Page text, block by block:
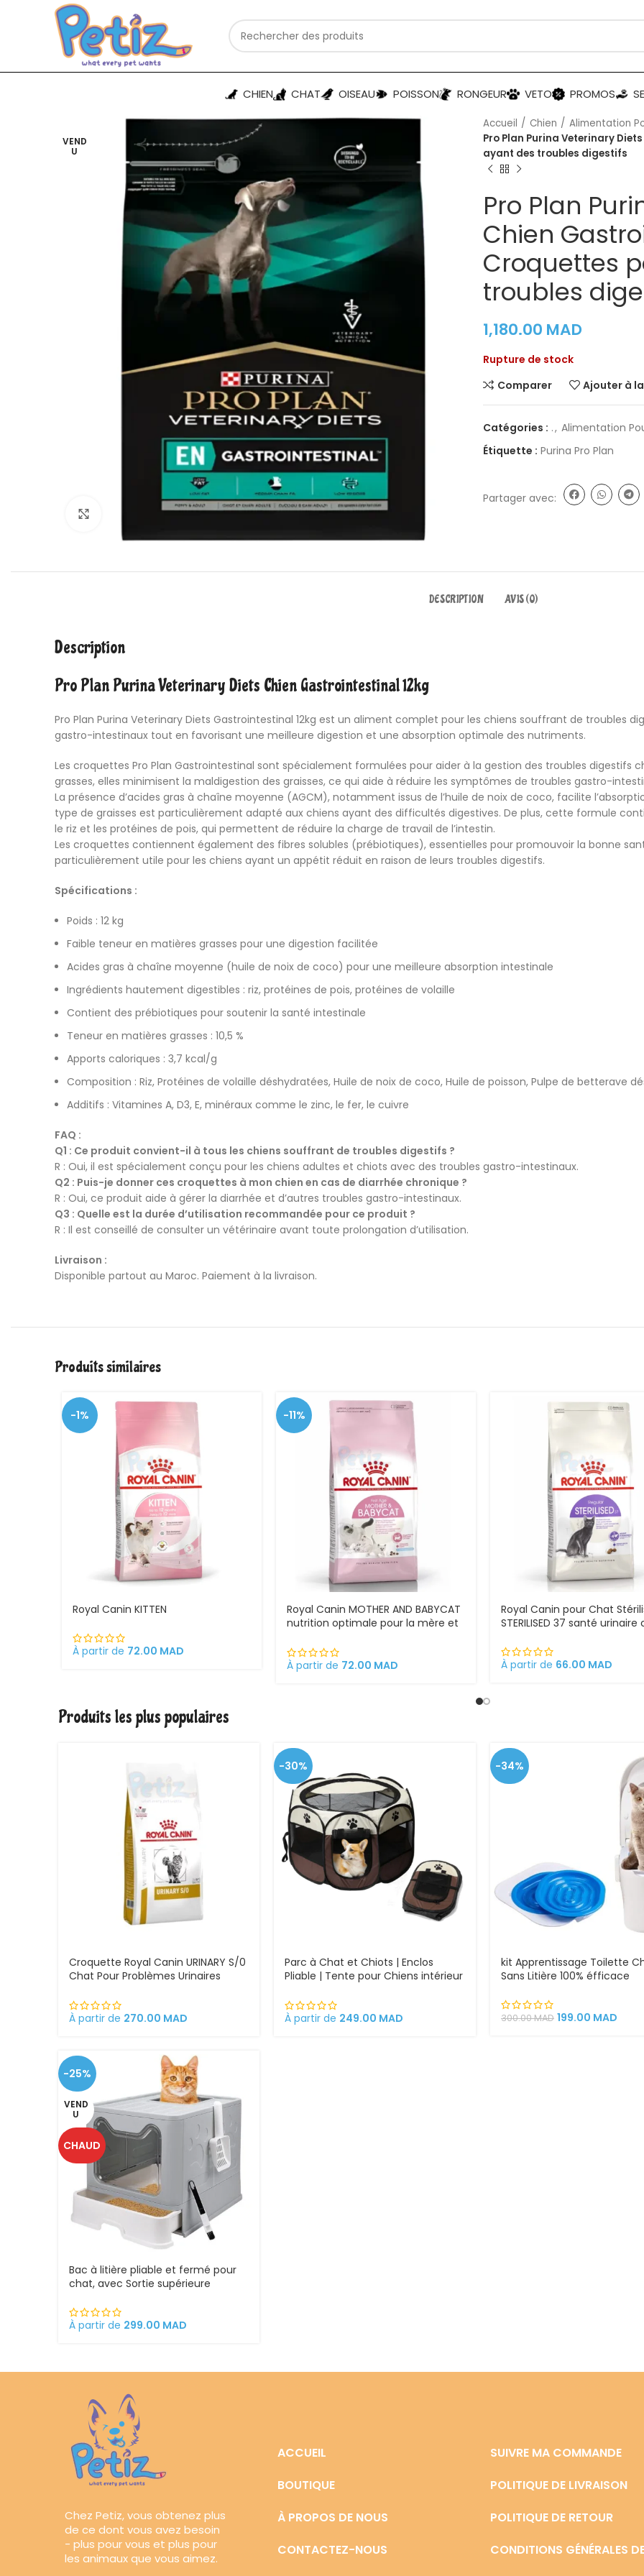
CHIEN CHAT OISEAU POISSON RONGEUR VETO PROMOS
VEND
U
Cliquez pour agrandir
Accueil Chien Alimentation
Pro Plan Purina Veterinary
ayant des troubles digestifs
Pro Plan
Chien
Croquettes
troubles
1,180.00 MAD
Rupture de stock
Comparer
Ajouter à
Catégories : ., Alimentation
Étiquette : Purina Pro Plan
Partager avec:
DESCRIPTION AVIS (0)
Description
Pro Plan Purina Veterinary Diets Chien Gastrointestinal 12kg
Pro Plan Purina Veterinary Diets Gastrointestinal 12kg est un aliment complet pour les chiens souffrant de troubles
gastro-intestinaux tout en favorisant une meilleure digestion et une absorption optimale des nutriments.
Les croquettes Pro Plan Gastrointestinal sont spécialement formulées pour aider à la gestion des troubles digestifs
grasses, elles minimisent la maldigestion des graisses, ce qui aide à réduire les symptômes de troubles gastro-
La présence d’acides gras à chaîne moyenne (AGCM), notamment issus de l’huile de noix de coco, facilite
type de graisses est particulièrement adapté aux chiens ayant des difficultés digestives. De plus, cette formule
le riz et les protéines de pois, qui permettent de réduire la charge de travail de l’intestin.
Les croquettes contiennent également des fibres solubles (prébiotiques), essentielles pour promouvoir la bonne
particulièrement utile pour les chiens ayant un appétit réduit en raison de leurs troubles digestifs.
Spécifications :
Poids : 12 kg
Faible teneur en matières grasses pour une digestion facilitée
Acides gras à chaîne moyenne (huile de noix de coco) pour une meilleure absorption intestinale
Ingrédients hautement digestibles : riz, protéines de pois, protéines de volaille
Contient des prébiotiques pour soutenir la santé intestinale
Teneur en matières grasses : 10,5 %
Apports caloriques : 3,7 kcal/g
Composition : Riz, Protéines de volaille déshydratées, Huile de noix de coco, Huile de poisson, Pulpe de betterave
Additifs : Vitamines A, D3, E, minéraux comme le zinc, le fer, le cuivre
FAQ :
Q1 : Ce produit convient-il à tous les chiens souffrant de troubles digestifs ?
R : Oui, il est spécialement conçu pour les chiens adultes et chiots avec des troubles gastro-intestinaux.
Q2 : Puis-je donner ces croquettes à mon chien en cas de diarrhée chronique ?
R : Oui, ce produit aide à gérer la diarrhée et d’autres troubles gastro-intestinaux.
Q3 : Quelle est la durée d’utilisation recommandée pour ce produit ?
R : Il est conseillé de consulter un vétérinaire avant toute prolongation d’utilisation.
Livraison :
Disponible partout au Maroc. Paiement à la livraison.
Produits similaires
-1%
Royal Canin KITTEN
À partir de 72.00 MAD
-11%
Royal Canin MOTHER AND BABYCAT
nutrition optimale pour la mère et
chattes gestantes/allaitantes et
chatons
À partir de 72.00 MAD
Royal Canin pour Chat
STERILISED 37 santé urinaire
À partir de 66.00 MAD
Produits les plus populaires
Croquette Royal Canin URINARY S/0
Chat Pour Problèmes Urinaires
À partir de 270.00 MAD
-30%
Parc à Chat et Chiots | Enclos
Pliable | Tente pour Chiens intérieur
À partir de 249.00 MAD
-34%
kit Apprentissage Toilette
Sans Litière 100% éfficace
300.00MAD 199.00 MAD
-25%
VEND
U
CHAUD
Bac à litière pliable et fermé pour
chat, avec Sortie supérieure
À partir de 299.00 MAD
Chez Petiz, vous obtenez plus
de ce dont vous avez besoin
- plus pour vous et plus pour
les animaux que vous aimez.
ACCUEIL
BOUTIQUE
À PROPOS DE NOUS
CONTACTEZ-NOUS
SUIVRE MA COMMANDE
POLITIQUE DE LIVRAISON
POLITIQUE DE RETOUR
CONDITIONS GÉNÉRALES